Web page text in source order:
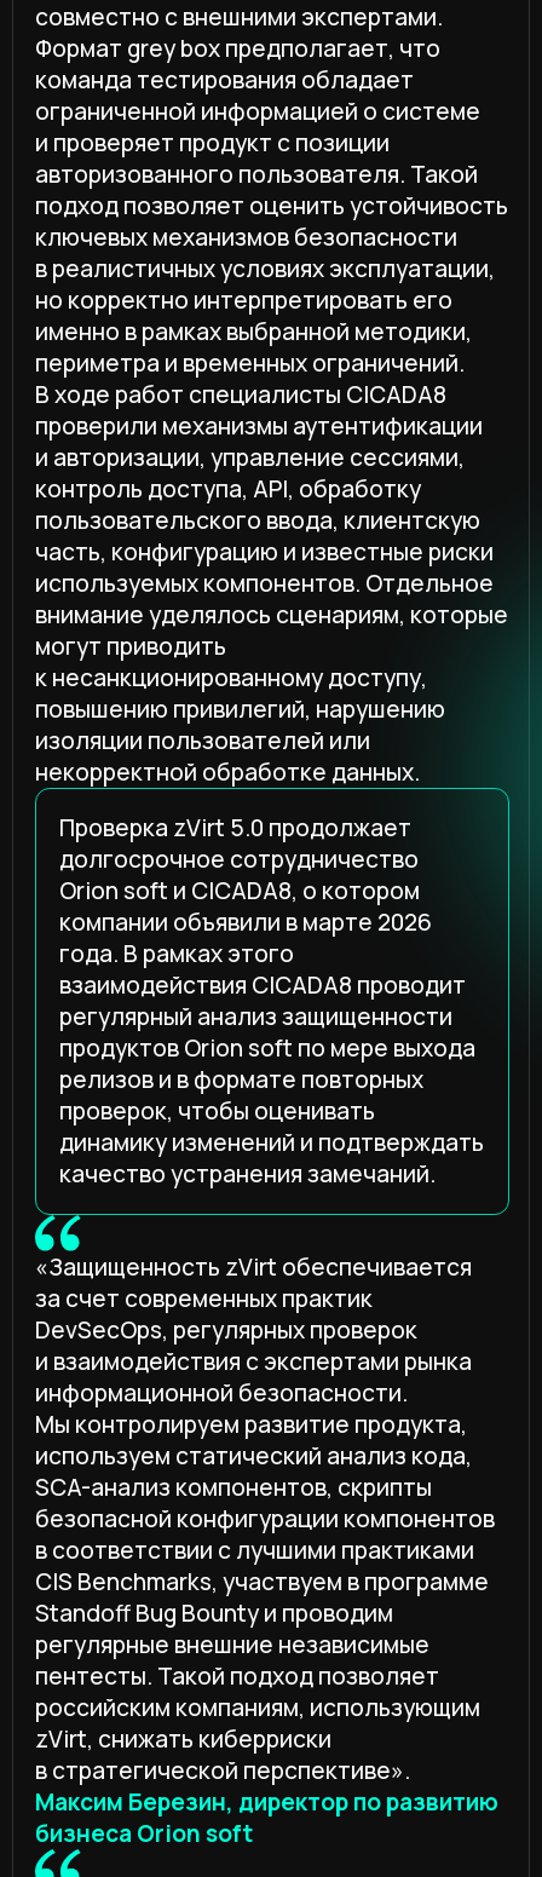
В ходе работ специалисты CICADA8
проверили механизмы аутентификации
и авторизации, управление сессиями,
контроль доступа, API, обработку
пользовательского ввода, клиентскую
часть, конфигурацию и известные риски
используемых компонентов. Отдельное
внимание уделялось сценариям, которые
могут приводить
к несанкционированному доступу,
повышению привилегий, нарушению
изоляции пользователей или
некорректной обработке данных.
Проверка zVirt 5.0 продолжает
долгосрочное сотрудничество
Orion soft и CICADA8, о котором
компании объявили в марте 2026
года. В рамках этого
взаимодействия CICADA8 проводит
регулярный анализ защищенности
продуктов Orion soft по мере выхода
релизов и в формате повторных
проверок, чтобы оценивать
динамику изменений и подтверждать
качество устранения замечаний.
«Защищенность zVirt обеспечивается
за счет современных практик
DevSecOps, регулярных проверок
и взаимодействия с экспертами рынка
информационной безопасности.
Мы контролируем развитие продукта,
используем статический анализ кода,
SCA-анализ компонентов, скрипты
безопасной конфигурации компонентов
в соответствии с лучшими практиками
CIS Benchmarks, участвуем в программе
Standoff Bug Bounty и проводим
регулярные внешние независимые
пентесты. Такой подход позволяет
российским компаниям, использующим
zVirt, снижать киберриски
в стратегической перспективе».
Максим Березин, директор по развитию
бизнеса Orion soft
«Для нас ценность такого проекта
не сводится к разовой проверке перед
публикацией релиза. В регулярном
анализе защищенности команда
постепенно накапливает контекст
продукта, видит изменения от версии
к версии и может точнее проверять
не только отдельные классы
уязвимостей, но и устойчивость
архитектурных и процессных решений.
По итогам текущего grey box-
тестирования в согласованном
периметре уязвимости в новой
функциональности zVirt 5.0
и дополнительных сценариях проверки
не были подтверждены. Это сильный
результат, но корректно рассматривать
его именно в рамках методики: хорошая
безопасность держится на повторяемом
процессе, внешней проверке, ретесте
и готовности быстро дорабатывать
продукт по результатам анализа».
Алексей Хайдин, руководитель отдела